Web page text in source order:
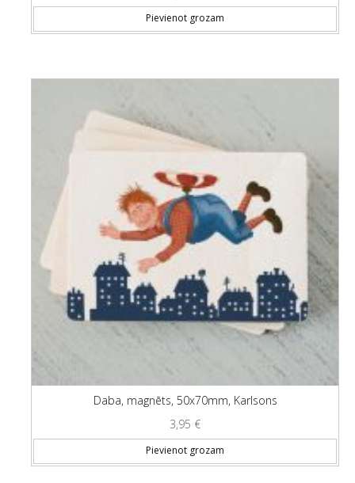
Pievienot grozam
Daba, magnēts, 50x70mm, Karlsons
3,95 €
Pievienot grozam